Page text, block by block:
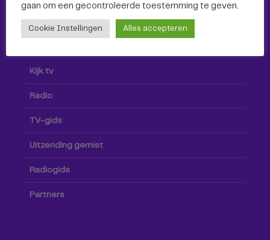
Kijk tv
Radio
TV-gids
Uitzending gemist
Radiogids
Partners
gaan om een ​​gecontroleerde toestemming te geven.
Cookie Instellingen Alles accepteren